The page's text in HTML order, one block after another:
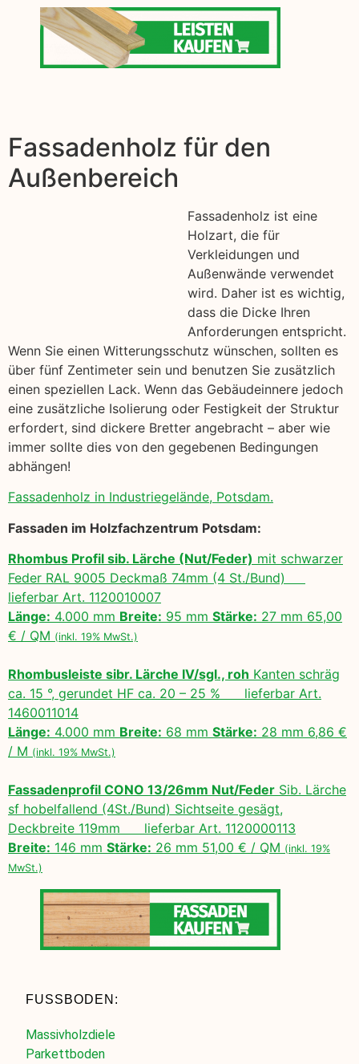
Fassadenholz für den
Außenbereich
Fassadenholz ist eine
Holzart, die für
Verkleidungen und
Außenwände verwendet
wird. Daher ist es wichtig,
dass die Dicke Ihren
Anforderungen entspricht.
Wenn Sie einen Witterungsschutz wünschen, sollten es
über fünf Zentimeter sein und benutzen Sie zusätzlich
einen speziellen Lack. Wenn das Gebäudeinnere jedoch
eine zusätzliche Isolierung oder Festigkeit der Struktur
erfordert, sind dickere Bretter angebracht – aber wie
immer sollte dies von den gegebenen Bedingungen
abhängen!
Fassadenholz in Industriegelände, Potsdam.
Fassaden im Holzfachzentrum Potsdam:
Rhombus Profil sib. Lärche (Nut/Feder) mit schwarzer
Feder RAL 9005 Deckmaß 74mm (4 St./Bund)
lieferbar Art. 1120010007
Länge: 4.000 mm Breite: 95 mm Stärke: 27 mm 65,00
€ / QM (inkl. 19% MwSt.)
Rhombusleiste sibr. Lärche IV/sgl., roh Kanten schräg
ca. 15 °, gerundet HF ca. 20 – 25 % lieferbar Art.
1460011014
Länge: 4.000 mm Breite: 68 mm Stärke: 28 mm 6,86 €
/ M (inkl. 19% MwSt.)
Fassadenprofil CONO 13/26mm Nut/Feder Sib. Lärche
sf hobelfallend (4St./Bund) Sichtseite gesägt,
Deckbreite 119mm lieferbar Art. 1120000113
Breite: 146 mm Stärke: 26 mm 51,00 € / QM (inkl. 19%
MwSt.)
FUSSBODEN:
Massivholzdiele
Parkettboden